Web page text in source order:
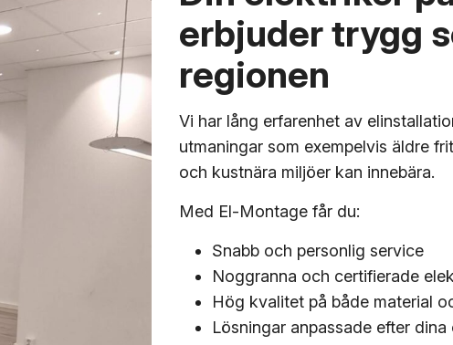
erbjuder trygg
regionen
Vi har lång erfarenhet av
utmaningar som exempelvis äldre
och kustnära miljöer kan innebära.
Med El-Montage får du:
Snabb och personlig service
Noggranna och certifierade
Hög kvalitet på både material
Lösningar anpassade efter